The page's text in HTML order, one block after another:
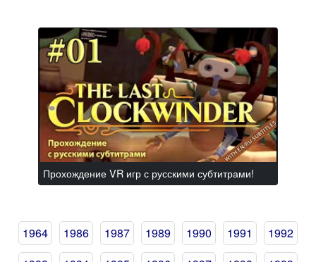
Прохождение VR игр с русскими субтитрами!
1964 1986 1987 1989 1990 1991
1992